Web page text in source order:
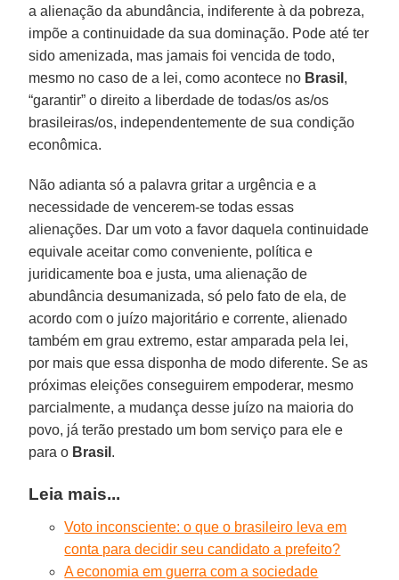
a alienação da abundância, indiferente à da pobreza,
impõe a continuidade da sua dominação. Pode até ter
sido amenizada, mas jamais foi vencida de todo,
mesmo no caso de a lei, como acontece no Brasil ,
“garantir” o direito a liberdade de todas/os as/os
brasileiras/os, independentemente de sua condição
econômica.
Não adianta só a palavra gritar a urgência e a
necessidade de vencerem-se todas essas
alienações. Dar um voto a favor daquela continuidade
equivale aceitar como conveniente, política e
juridicamente boa e justa, uma alienação de
abundância desumanizada, só pelo fato de ela, de
acordo com o juízo majoritário e corrente, alienado
também em grau extremo, estar amparada pela lei,
por mais que essa disponha de modo diferente. Se as
próximas eleições conseguirem empoderar, mesmo
parcialmente, a mudança desse juízo na maioria do
povo, já terão prestado um bom serviço para ele e
para o Brasil .
Leia mais...
Voto inconsciente: o que o brasileiro leva em
conta para decidir seu candidato a prefeito?
A economia em guerra com a sociedade